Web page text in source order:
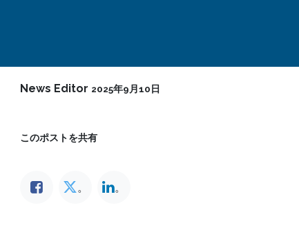
News Editor 2025年9月10日
このポストを共有
。 。